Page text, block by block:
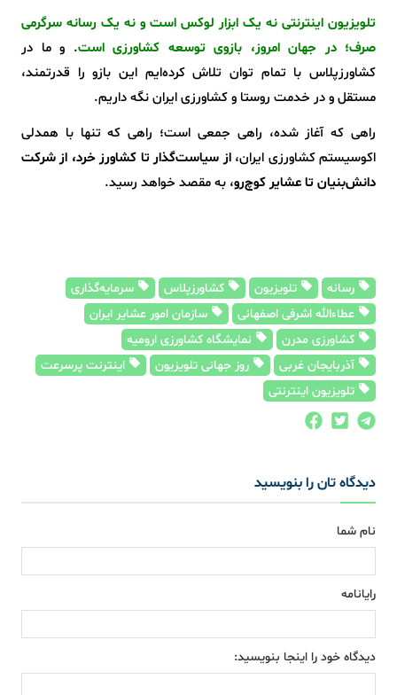
تلویزیون اینترنتی نه یک ابزار لوکس است و نه یک رسانه سرگرمی
صرف؛ در جهان امروز، بازوی توسعه کشاورزی است. و ما در
کشاورزپلاس با تمام توان تلاش کرده‌ایم این بازو را قدرتمند،
مستقل و در خدمت روستا و کشاورزی ایران نگه داریم.
راهی که آغاز شده، راهی جمعی است؛ راهی که تنها با همدلی
اکوسیستم کشاورزی ایران، از سیاست‌گذار تا کشاورز خرد، از شرکت
دانش‌بنیان تا عشایر کوچ‌رو، به مقصد خواهد رسید.
رسانه تلویزیون کشاورزپلاس
سرمایه‌گذاری
عطاءالله اشرفی اصفهانی
سازمان امور عشایر ایران
کشاورزی مدرن
نمایشگاه کشاورزی ارومیه
آذربایجان غربی
روز جهانی تلویزیون
اینترنت پرسرعت
تلویزیون اینترنتی
دیدگاه تان را بنویسید
نام شما
رایانامه
دیدگاه خود را اینجا بنویسید: